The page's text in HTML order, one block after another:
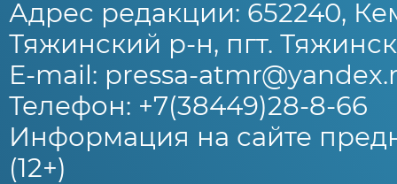
Адрес редакции: 652240,
Тяжинский р-н, пгт.
E-mail: pressa-
Телефон: +7(38449)28-8-66
Информация на сайте
(12+)